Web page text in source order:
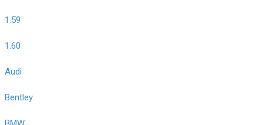
1.59
1.60
Audi
Bentley